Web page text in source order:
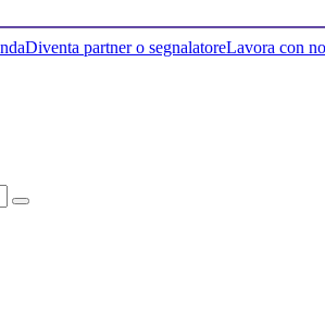
Diventa partner o segnalatoreLavora con